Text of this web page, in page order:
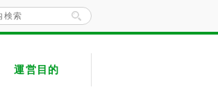
運営目的